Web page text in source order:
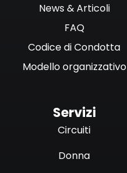
News & Articoli
FAQ
Codice di Condotta
Modello organizzativo
Servizi
Circuiti
Donna